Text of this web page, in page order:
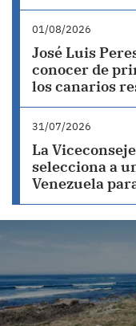
01/08/2026
José Luis
conocer de
los canarios
31/07/2026
La
selecciona a
Venezuela